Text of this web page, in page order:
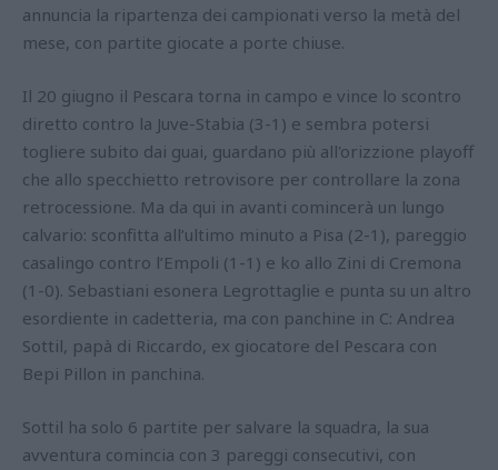
annuncia la ripartenza dei campionati verso la metà del
mese, con partite giocate a porte chiuse.
Il 20 giugno il Pescara torna in campo e vince lo scontro
diretto contro la Juve-Stabia (3-1) e sembra potersi
togliere subito dai guai, guardano più all'orizzione playoff
che allo specchietto retrovisore per controllare la zona
retrocessione. Ma da qui in avanti comincerà un lungo
calvario: sconfitta all’ultimo minuto a Pisa (2-1), pareggio
casalingo contro l’Empoli (1-1) e ko allo Zini di Cremona
(1-0). Sebastiani esonera Legrottaglie e punta su un altro
esordiente in cadetteria, ma con panchine in C: Andrea
Sottil, papà di Riccardo, ex giocatore del Pescara con
Bepi Pillon in panchina.
Sottil ha solo 6 partite per salvare la squadra, la sua
avventura comincia con 3 pareggi consecutivi, con